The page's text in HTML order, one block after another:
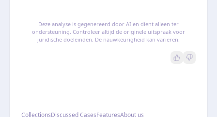
Deze analyse is gegenereerd door AI en dient alleen ter
ondersteuning. Controleer altijd de originele uitspraak voor
juridische doeleinden. De nauwkeurigheid kan variëren.
CollectionsDiscussed CasesFeaturesAbout us